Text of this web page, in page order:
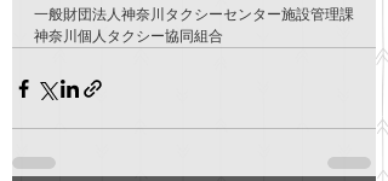
一般財団法人神奈川タクシーセンター施設管理課
神奈川個人タクシー協同組合